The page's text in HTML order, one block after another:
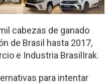
cabezas de ganado
de Brasil hasta 2017,
e Industria BrasilIrak.
para intentar